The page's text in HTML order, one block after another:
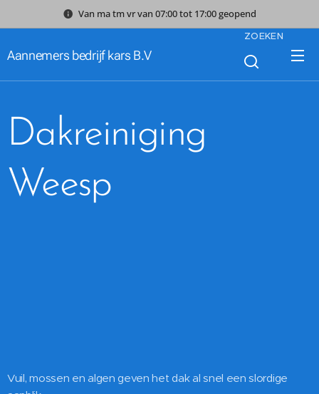
Van ma tm vr van 07:00 tot 17:00 geopend
Aannemers bedrijf kars B.V
ZOEKEN
Dakreiniging
Weesp
Vuil, mossen en algen geven het dak al snel een slordige